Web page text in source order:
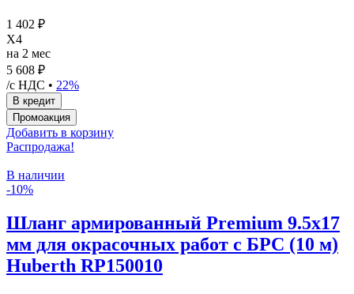
1 402 ₽
X4
на 2 мес
5 608 ₽
/с НДС • 22%
Добавить в корзину
Распродажа!
В наличии
-10%
Шланг армированный Premium 9.5х17
мм для окрасочных работ c БРС (10 м)
Huberth RP150010